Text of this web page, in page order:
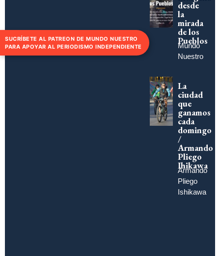
desde
la
mirada
de los
Pueblos
Mundo
Nuestro
La
ciudad
que
ganamos
cada
domingo
/
Armando
Pliego
Ihikawa
Armando
Pliego
Ishikawa
SUCRÍBETE AL PATREON DE MUNDO NUESTRO
PARA APOYAR AL PERIODISMO INDEPENDIENTE